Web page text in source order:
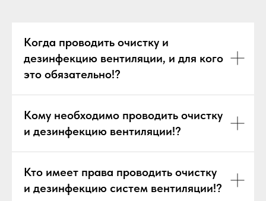
Когда проводить очистку и
дезинфекцию вентиляции, и для кого
это обязательно!?
Кому необходимо проводить очистку
и дезинфекцию вентиляции!?
Кто имеет права проводить очистку
и дезинфекцию систем вентиляции!?